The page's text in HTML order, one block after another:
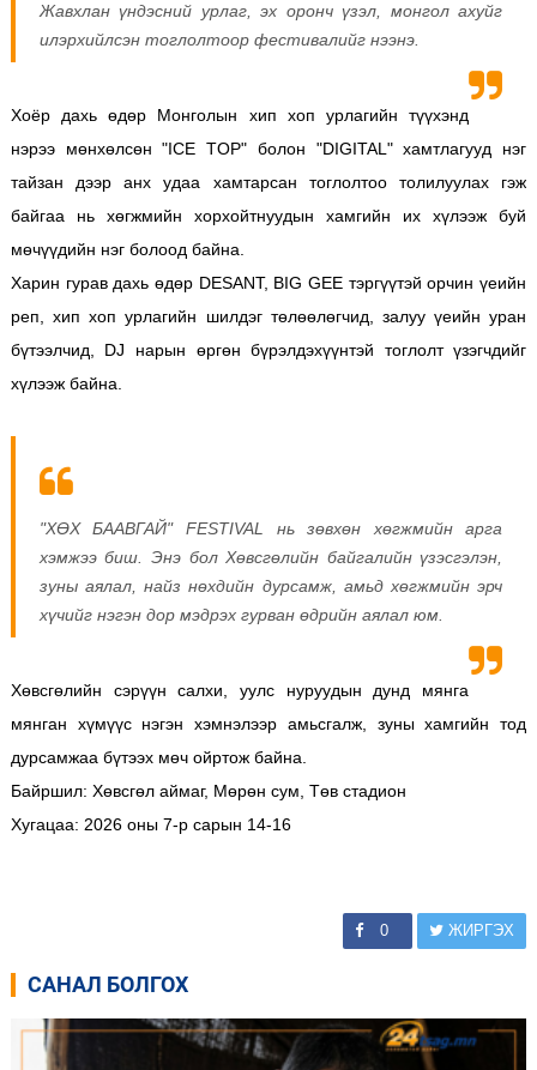
Жавхлан үндэсний урлаг, эх оронч үзэл, монгол ахуйг
илэрхийлсэн тоглолтоор фестивалийг нээнэ.
Хоёр дахь өдөр Монголын хип хоп урлагийн түүхэнд
нэрээ мөнхөлсөн "ICE TOP" болон "DIGITAL" хамтлагууд нэг
тайзан дээр анх удаа хамтарсан тоглолтоо толилуулах гэж
байгаа нь хөгжмийн хорхойтнуудын хамгийн их хүлээж буй
мөчүүдийн нэг болоод байна.
Харин гурав дахь өдөр DESANT, BIG GEE тэргүүтэй орчин үеийн
реп, хип хоп урлагийн шилдэг төлөөлөгчид, залуу үеийн уран
бүтээлчид, DJ нарын өргөн бүрэлдэхүүнтэй тоглолт үзэгчдийг
хүлээж байна.
"ХӨХ БААВГАЙ" FESTIVAL нь зөвхөн хөгжмийн арга
хэмжээ биш. Энэ бол Хөвсгөлийн байгалийн үзэсгэлэн,
зуны аялал, найз нөхдийн дурсамж, амьд хөгжмийн эрч
хүчийг нэгэн дор мэдрэх гурван өдрийн аялал юм.
Хөвсгөлийн сэрүүн салхи, уулс нуруудын дунд мянга
мянган хүмүүс нэгэн хэмнэлээр амьсгалж, зуны хамгийн тод
дурсамжаа бүтээх мөч ойртож байна.
Байршил: Хөвсгөл аймаг, Мөрөн сум, Төв стадион
Хугацаа: 2026 оны 7-р сарын 14-16
0 ЖИРГЭХ
САНАЛ БОЛГОХ